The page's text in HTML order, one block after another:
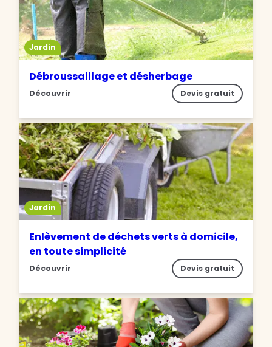
Jardin
Débroussaillage et désherbage
Découvrir Devis gratuit
Jardin
Enlèvement de déchets verts à domicile,
en toute simplicité
Découvrir Devis gratuit